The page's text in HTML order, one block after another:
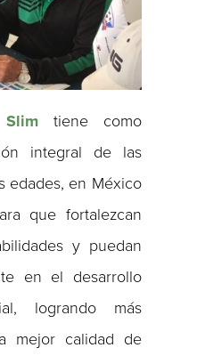
tiene como
integral de las
edades, en México
que fortalezcan
y puedan
en el desarrollo
logrando más
mejor calidad de